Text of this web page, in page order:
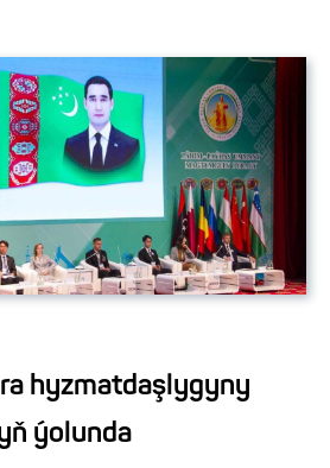
hyzmatdaşlygyny
ýolunda